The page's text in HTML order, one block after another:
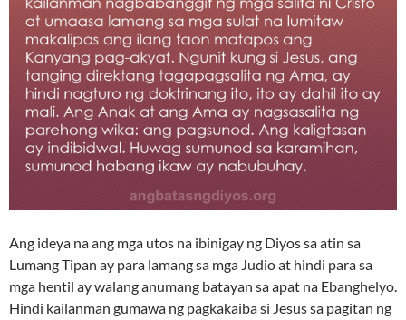
Ang ideya na ang mga utos na ibinigay ng Diyos sa atin sa
Lumang Tipan ay para lamang sa mga Judio at hindi para sa
mga hentil ay walang anumang batayan sa apat na Ebanghelyo.
Hindi kailanman gumawa ng pagkakaiba si Jesus sa pagitan ng